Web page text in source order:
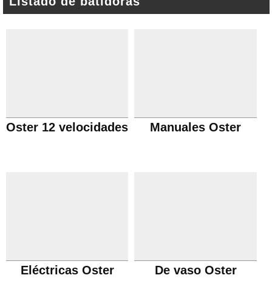
Oster 12 velocidades Manuales Oster
Eléctricas Oster De vaso Oster